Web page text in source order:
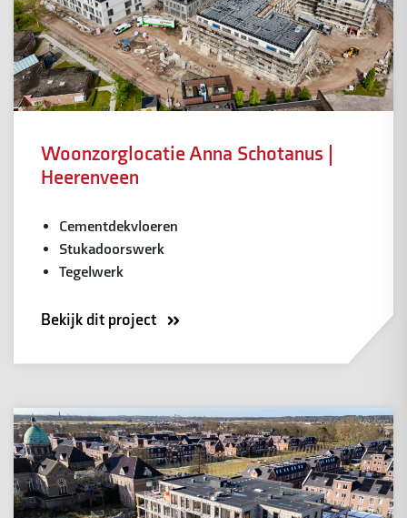
Woonzorglocatie Anna Schotanus |
Heerenveen
Cementdekvloeren
Stukadoorswerk
Tegelwerk
Bekijk dit project